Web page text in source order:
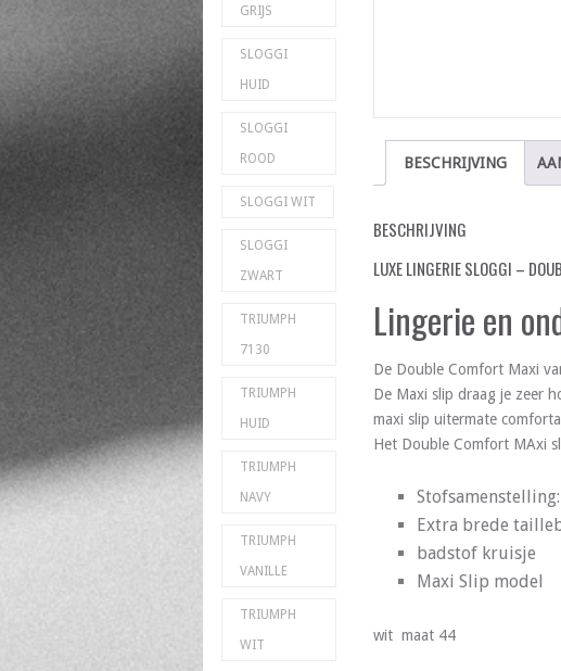
BESCHRIJVING
BESCHRIJVING
LUXE LINGERIE SLOGGI –
Lingerie en
De Double Comfort Maxi
De Maxi slip draag je zeer
maxi slip uitermate
Het Double Comfort MAxi
Extra brede
badstof kruisje
Maxi Slip model
wit maat 44
GRIJS
SLOGGI
HUID
SLOGGI
ROOD
SLOGGI WIT
SLOGGI
ZWART
TRIUMPH
7130
TRIUMPH
HUID
TRIUMPH
NAVY
TRIUMPH
VANILLE
TRIUMPH
WIT